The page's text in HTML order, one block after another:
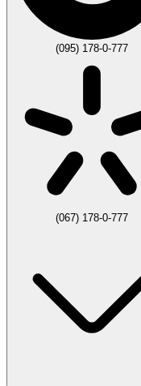
(095) 178-0-777
(067) 178-0-777